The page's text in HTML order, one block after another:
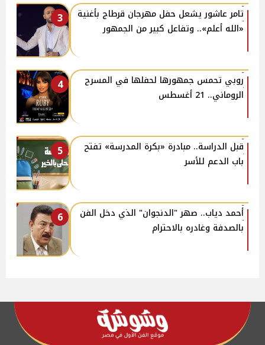
3
تامر عاشور يشعل حفل مهرجان قرطاج بأغنية
«الله أعلم».. وتفاعل كبير من الجمهور
4
روبي تحمس جمهورها لحفلها في المسرح
الروماني.. 21 أغسطس
5
قبل الدراسة.. مبادرة «بكرة المدرسة» تفتح
باب الدعم للأسر
6
أحمد دياب.. صهر "الدنجوان" الذي دخل الفن
بالصدفة وغادره بالاحترام